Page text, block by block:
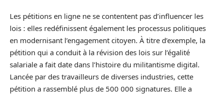
Les pétitions en ligne ne se contentent pas d’influencer les
lois : elles redéfinissent également les processus politiques
en modernisant l’engagement citoyen. À titre d’exemple, la
pétition qui a conduit à la révision des lois sur l’égalité
salariale a fait date dans l’histoire du militantisme digital.
Lancée par des travailleurs de diverses industries, cette
pétition a rassemblé plus de 500 000 signatures. Elle a